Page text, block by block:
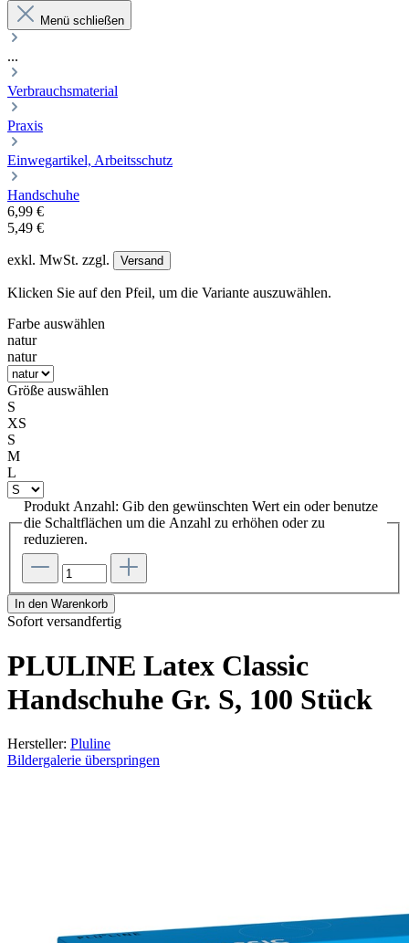
Menü schließen
...
Verbrauchsmaterial
Praxis
Einwegartikel, Arbeitsschutz
Handschuhe
6,99 €
5,49 €
exkl. MwSt. zzgl. Versand
Klicken Sie auf den Pfeil, um die Variante auszuwählen.
Farbe auswählen
natur
natur
Größe auswählen
S
XS
S
M
L
Produkt Anzahl: Gib den gewünschten Wert ein oder benutze
die Schaltflächen um die Anzahl zu erhöhen oder zu
reduzieren.
In den Warenkorb
Sofort versandfertig
PLULINE Latex Classic
Handschuhe Gr. S, 100 Stück
Hersteller: Pluline
Bildergalerie überspringen